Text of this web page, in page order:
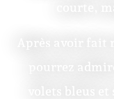
courte,
Après avoir fait
pourrez